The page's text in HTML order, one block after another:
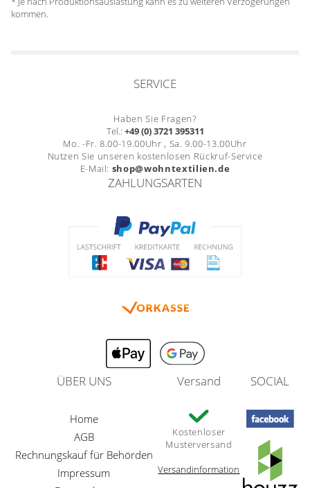
kommen.
SERVICE
Haben Sie Fragen?
Tel.: +49 (0) 3721 395311
Mo. -Fr. 8.00-19.00Uhr , Sa. 9.00-13.00Uhr
Nutzen Sie unseren kostenlosen Rückruf-Service
E-Mail: shop@wohntextilien.de
ZAHLUNGSARTEN
ÜBER UNS
Home
AGB
Rechnungskauf für Behörden
Impressum
Versand
Kostenloser
Musterversand
Versandinformation
SOCIAL